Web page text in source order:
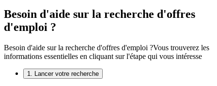
Besoin d'aide sur la recherche d'offres
d'emploi ?
Besoin d'aide sur la recherche d'offres d'emploi ?Vous trouverez les
informations essentielles en cliquant sur l'étape qui vous intéresse
1. Lancer votre recherche